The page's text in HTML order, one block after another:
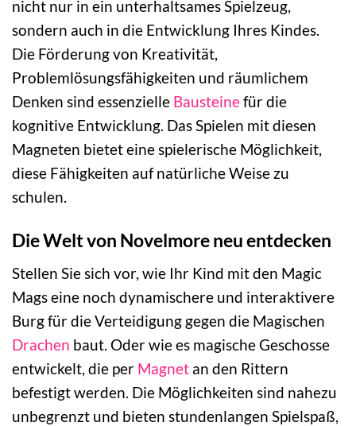
nicht nur in ein unterhaltsames Spielzeug,
sondern auch in die Entwicklung Ihres Kindes.
Die Förderung von Kreativität,
Problemlösungsfähigkeiten und räumlichem
Denken sind essenzielle Bausteinefür die
kognitive Entwicklung. Das Spielen mit diesen
Magneten bietet eine spielerische Möglichkeit,
diese Fähigkeiten auf natürliche Weise zu
schulen.
Die Welt von Novelmore neu entdecken
Stellen Sie sich vor, wie Ihr Kind mit den Magic
Mags eine noch dynamischere und interaktivere
Burg für die Verteidigung gegen die Magischen
Drachen baut. Oder wie es magische Geschosse
entwickelt, die per Magnet an den Rittern
befestigt werden. Die Möglichkeiten sind nahezu
unbegrenzt und bieten stundenlangen Spielspaß,